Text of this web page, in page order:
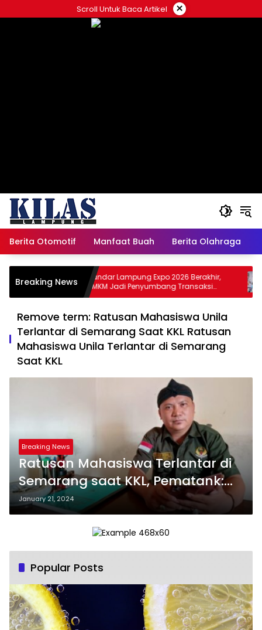
to
Scroll Untuk Baca Artikel ×
Berita Otomotif Manfaat Buah Berita Olahraga
Breaking NewsBandar Lampung Expo 2026 Berakhir,
UMKM Jadi Penyumbang Transaksi
Terbesar
Remove term: Ratusan Mahasiswa Unila
Terlantar di Semarang Saat KKL Ratusan
Mahasiswa Unila Terlantar di Semarang
Saat KKL
Breaking News
Ratusan Mahasiswa Terlantar di
Semarang saat KKL, Pematank:
Unila Harus Bertanggungjawab!!
January 21, 2024
Popular Posts